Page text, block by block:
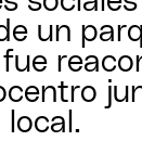
un
local.